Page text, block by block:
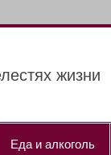
жизни
Еда и алкоголь